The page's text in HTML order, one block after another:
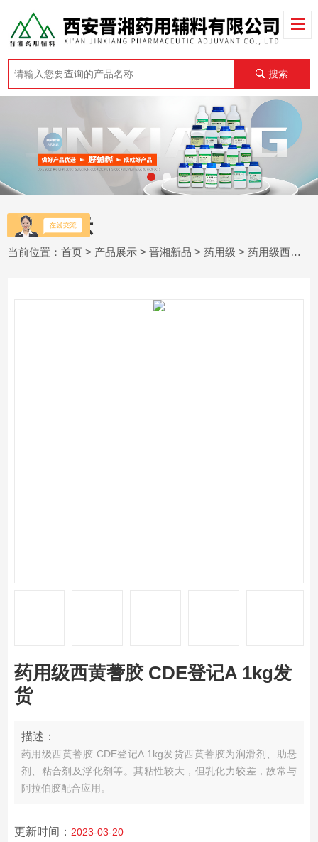
搜索
产品展示
当前位置：首页 > 产品展示 >晋湘新品 >药用级 > 药用级西黄蓍胶 CDE登记A 1kg发货
药用级西黄蓍胶 CDE登记A 1kg发
货
描述：
药用级西黄蓍胶 CDE登记A 1kg发货西黄蓍胶为润滑剂、助悬
剂、粘合剂及浮化剂等。其粘性较大，但乳化力较差，故常与
阿拉伯胶配合应用。
更新时间： 2023-03-20